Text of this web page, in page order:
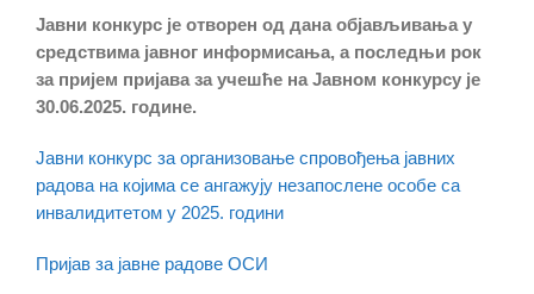
Јавни конкурс је отворен од дана објављивања у
средствима јавног информисања, а последњи рок
за пријем пријава за учешће на Јавном конкурсу је
30.06.2025. године.
Јавни конкурс за организовање спровођења јавних
радова на којима се ангажују незапослене особе са
инвалидитетом у 2025. години
Пријав за јавне радове ОСИ